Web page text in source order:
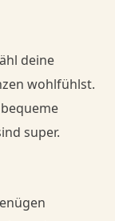
deine
wohlfühlst.
super.